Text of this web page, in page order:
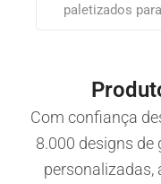
paletizados
Com confiança
8.000 designs
personalizadas,